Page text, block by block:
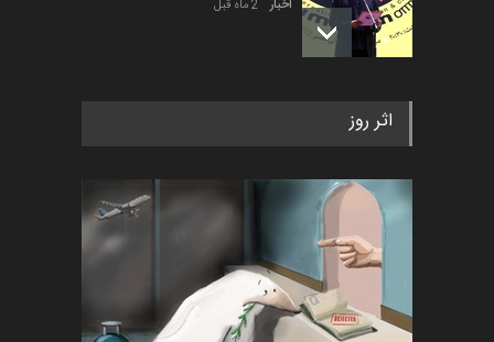
اخبار 2 ماه قبل
به یاد اردوغان باشول (۱۹۳۶–
اخبار 2 ماه قبل
رویداد کارگاهی کارتون و پوستر
«ایران سربلند» به ا…
اخبار 6 ماه قبل
اثر روز